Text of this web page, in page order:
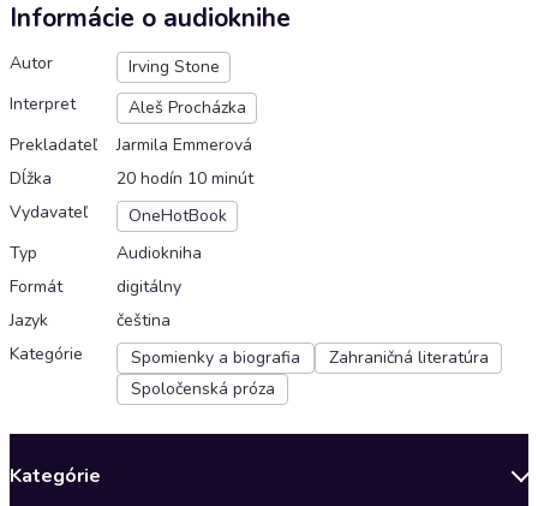
Informácie o audioknihe
Autor
Irving Stone
Interpret
Aleš Procházka
Prekladateľ
Jarmila Emmerová
Dĺžka
20 hodín 10 minút
Vydavateľ
OneHotBook
Typ
Audiokniha
Formát
digitálny
Jazyk
čeština
Kategórie
Spomienky a biografia
Zahraničná literatúra
Spoločenská próza
Kategórie